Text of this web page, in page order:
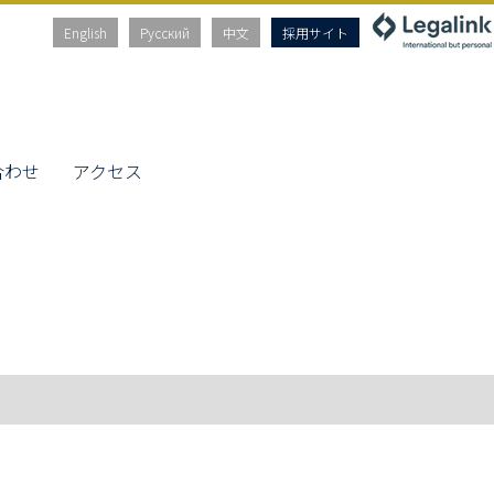
English Русский 中文 採用サイト
せ アクセス